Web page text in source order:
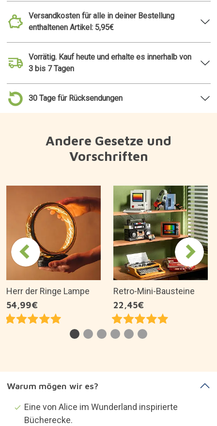
Versandkosten für alle in deiner Bestellung
enthaltenen Artikel: 5,95€
Vorrätig. Kauf heute und erhalte es innerhalb von
3 bis 7 Tagen
30 Tage für Rücksendungen
Andere Gesetze und
Vorschriften
Herr der Ringe Lampe
54,99€
Retro-Mini-Bausteine
22,45€
Warum mögen wir es?
Eine von Alice im Wunderland inspirierte
Bücherecke.